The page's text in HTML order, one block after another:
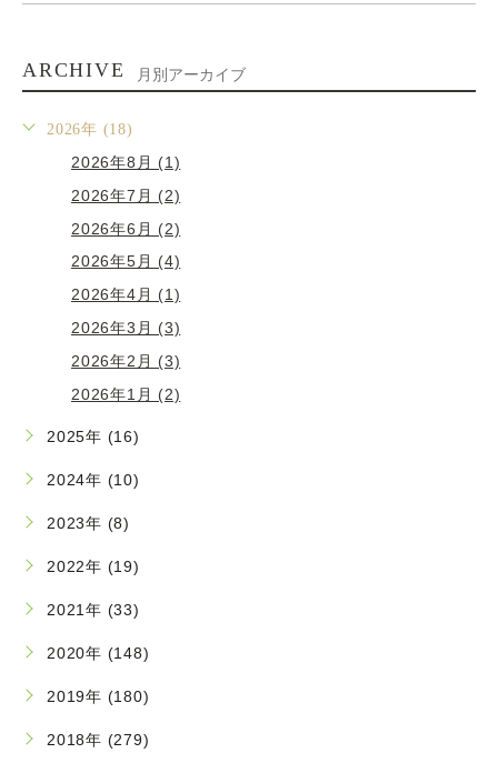
ARCHIVE 月別アーカイブ
2026年 (18)
2026年8月 (1)
2026年7月 (2)
2026年6月 (2)
2026年5月 (4)
2026年4月 (1)
2026年3月 (3)
2026年2月 (3)
2026年1月 (2)
2025年 (16)
2024年 (10)
2023年 (8)
2022年 (19)
2021年 (33)
2020年 (148)
2019年 (180)
2018年 (279)